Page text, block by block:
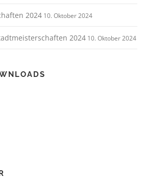
2024 10. Oktober 2024
2024 10. Oktober 2024